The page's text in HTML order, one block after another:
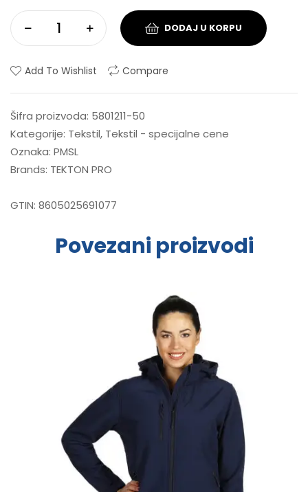
DODAJ U KORPU
Add To Wishlist Compare
Šifra proizvoda: 5801211-50
Kategorije: Tekstil, Tekstil - specijalne cene
Oznaka: PMSL
Brands: TEKTON PRO
GTIN: 8605025691077
Povezani proizvodi